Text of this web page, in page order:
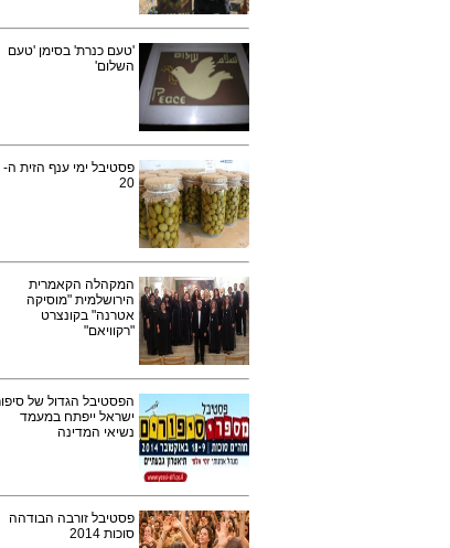
'טעם כנרת' בסימן 'טעם
השלום'
פסטיבל ימי ענף הזית ה-
20
המקהלה הקאמרית
הירושלמית "מוסיקה
אטרנה" בקונצרט
"רקוויאם"
הפסטיבל הגדול של
ישראל ייפתח במעמד
נשיאי המדינה
פסטיבל זורבה הבודהה
סוכות 2014